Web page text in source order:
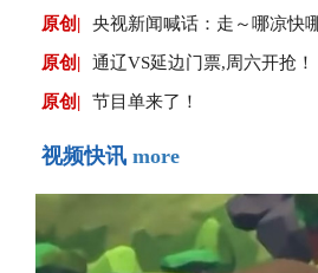
原创| 央视新闻喊话：走～哪凉快
原创| 通辽VS延边门票,周六开抢！
原创| 节目单来了！
视频快讯 more